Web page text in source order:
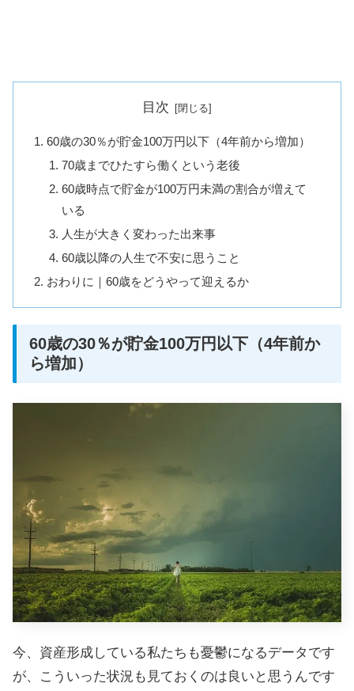
目次
60歳の30％が貯金100万円以下（4年前から増加）
70歳までひたすら働くという老後
60歳時点で貯金が100万円未満の割合が増えて
いる
人生が大きく変わった出来事
60歳以降の人生で不安に思うこと
おわりに｜60歳をどうやって迎えるか
60歳の30％が貯金100万円以下（4年前か
ら増加）
今、資産形成している私たちも憂鬱になるデータです
が、こういった状況も見ておくのは良いと思うんです